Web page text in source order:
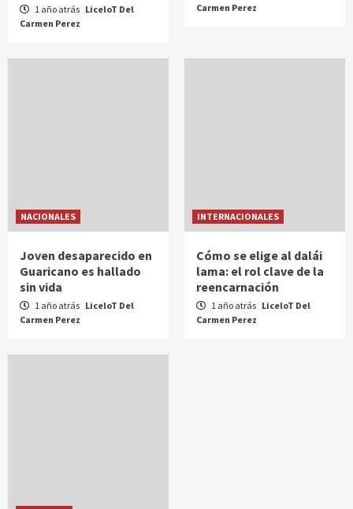
1 año atrás LiceloT Del
Carmen Perez
Carmen Perez
NACIONALES
Joven desaparecido en
Guaricano es hallado
sin vida
1 año atrás LiceloT Del
Carmen Perez
INTERNACIONALES
Cómo se elige al dalái
lama: el rol clave de la
reencarnación
1 año atrás LiceloT Del
Carmen Perez